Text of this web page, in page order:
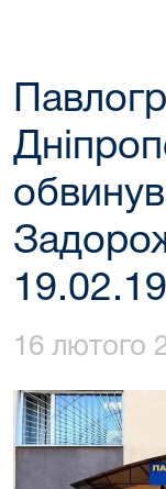
16 лютого